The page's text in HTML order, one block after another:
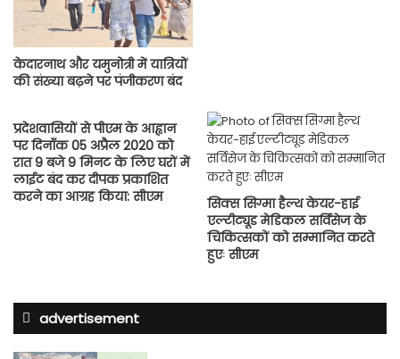
केदारनाथ और यमुनोत्री में यात्रियों
की संख्या बढ़ने पर पंजीकरण बंद
प्रदेशवासियों से पीएम के आह्वान
पर दिनाँक 05 अप्रैल 2020 को
रात 9 बजे 9 मिनट के लिए घरों में
लाईट बंद कर दीपक प्रकाशित
करने का आग्रह किया: सीएम
सिक्स सिग्मा हैल्थ केयर-हाई
एल्टीट्यूड मेडिकल सर्विसेज के
चिकित्सकों को सम्मानित करते
हुएः सीएम
advertisement